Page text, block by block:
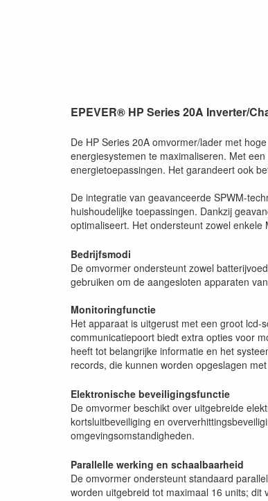
EPEVER® HP Series 20A Inverter/
De HP Series 20A omvormer/lader met
energiesystemen te maximaliseren. Met
energietoepassingen. Het garandeert ook
De integratie van geavanceerde SPWM-
huishoudelijke toepassingen. Dankzij
optimaliseert. Het ondersteunt zowel
Bedrijfsmodi
De omvormer ondersteunt zowel
gebruiken om de aangesloten apparaten
Monitoringfunctie
Het apparaat is uitgerust met een groot
communicatiepoort biedt extra opties voor
heeft tot belangrijke informatie en het
records, die kunnen worden opgeslagen
Elektronische beveiligingsfunctie
De omvormer beschikt over uitgebreide
kortsluitbeveiliging en
omgevingsomstandigheden.
Parallelle werking en schaalbaarheid
De omvormer ondersteunt standaard
worden uitgebreid tot maximaal 16 units; dit